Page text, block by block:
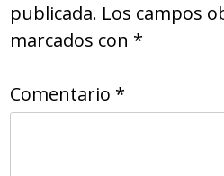
publicada. Los campos
marcados con *
Comentario *